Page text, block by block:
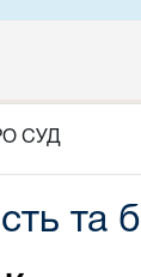
СУД
та